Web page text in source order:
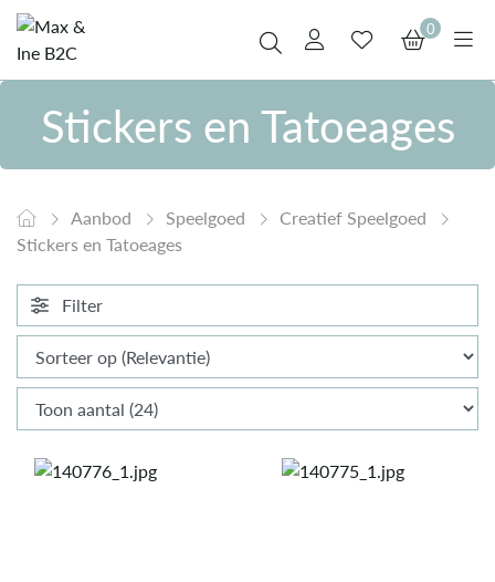
0
Stickers en Tatoeages
Aanbod Speelgoed
Creatief Speelgoed
Stickers en Tatoeages
Filter